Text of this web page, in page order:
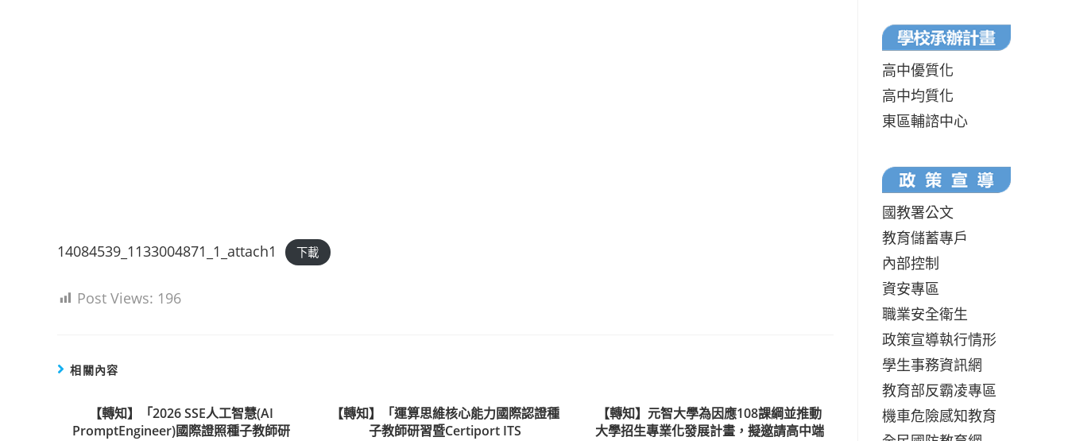
14084539_1133004871_1_attach1 下載
Post Views: 196
相關內容
【轉知】「2026 SSE人工智慧(AI
PromptEngineer)國際證照種子教師研
【轉知】「運算思維核心能力國際認證種
子教師研習暨Certiport ITS
【轉知】元智大學為因應108課綱並推動
大學招生專業化發展計畫，擬邀請高中端
高中優質化
高中均質化
東區輔諮中心
國教署公文
教育儲蓄專戶
內部控制
資安專區
職業安全衛生
政策宣導執行情形
學生事務資訊網
教育部反霸凌專區
機車危險感知教育